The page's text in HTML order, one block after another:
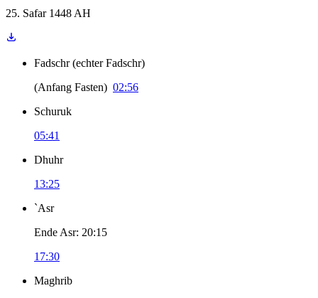
25. Safar 1448 AH
Fadschr (echter Fadschr)
(Anfang Fasten) 02:56
Schuruk
05:41
Dhuhr
13:25
`Asr
Ende Asr: 20:15
17:30
Maghrib